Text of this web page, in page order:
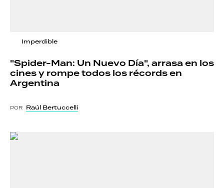
Imperdible
"Spider-Man: Un Nuevo Día", arrasa en los
cines y rompe todos los récords en
Argentina
POR Raúl Bertuccelli